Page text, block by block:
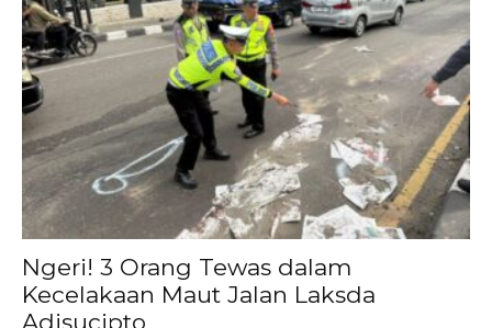
Ngeri! 3 Orang Tewas dalam
Kecelakaan Maut Jalan Laksda
Adisucipto